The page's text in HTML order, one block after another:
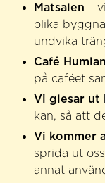
Matsalen –
olika
undvika
Café Humlan
på caféet
Vi glesar ut
kan, så att
Vi kommer
sprida ut
annat